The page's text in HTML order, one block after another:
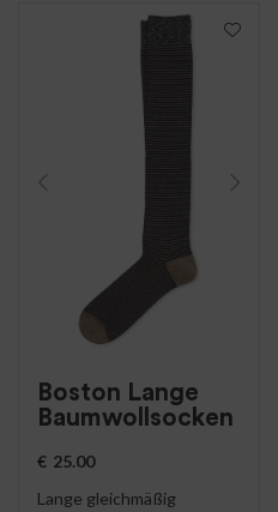
Boston Lange
Baumwollsocken
€ 25.00
Lange gleichmäßig